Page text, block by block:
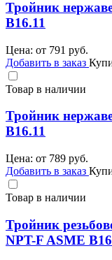
Тройник
B16.11
Цена: от 791 руб.
Добавить в заказ
Товар в наличии
Тройник
B16.11
Цена: от 789 руб.
Добавить в заказ
Товар в наличии
Тройник
NPT-F ASME